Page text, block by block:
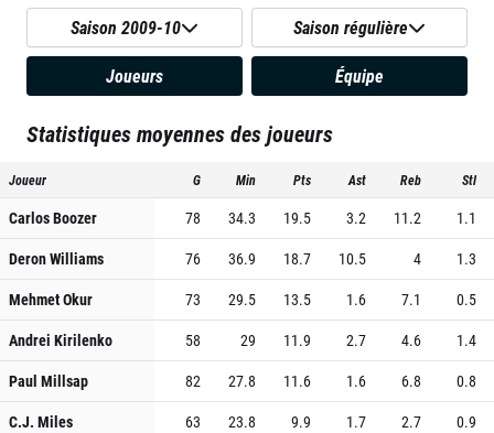
Saison 2009-10 Saison régulière
Joueurs Équipe
Statistiques moyennes des joueurs
Joueur G Min Pts Ast Reb Stl
Carlos Boozer 78 34.3 19.5 3.2 11.2
1.1
Deron Williams
76 36.9 18.7 10.5 4
1.3
Mehmet Okur
73 29.5 13.5 1.6 7.1
0.5
Andrei Kirilenko
58 29 11.9 2.7 4.6
1.4
Paul Millsap
82 27.8 11.6 1.6 6.8
0.8
C.J. Miles
63 23.8 9.9 1.7 2.7
0.9